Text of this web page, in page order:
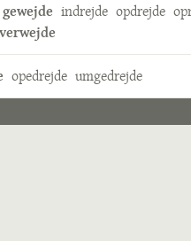
gewejde indrejde opdrejde
verwejde
opedrejde umgedrejde